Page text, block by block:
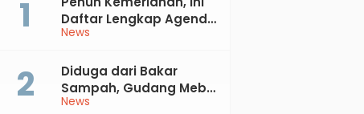
News
Daftar Lengkap Agenda
Peringatan HUT ke-81 RI
Kabupaten Kebumen
News
Diduga dari Bakar
Sampah, Gudang Mebel
di Petanahan Hangus